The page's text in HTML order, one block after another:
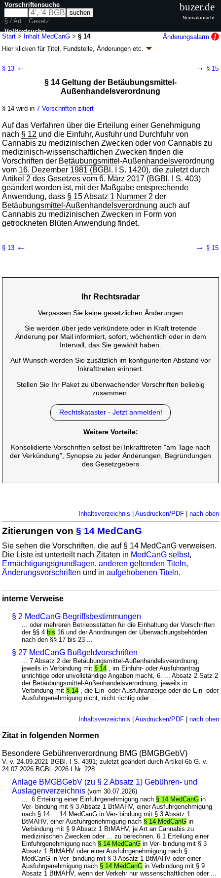
Start > Inhalt MedCanG >§ 14
Änderungsalarm
Hier klicken fürTitel, Fundstelle, Änderungen etc.
Geltung ab 01.04.2024; FNA: 2121-6-30Apotheken- und Arzneimittelwesen,
wird in 36 Vorschriften zitiert
Kapitel 3 Erlaubnis und Genehmigung; Binnenhandel
Abschnitt 2 Genehmigung zur Einfuhr und Ausfuhr;
Durchfuhr
§ 13 ← → § 15
§ 14 Geltung der Betäubungsmittel-
Außenhandelsverordnung
§ 14 wird in7 Vorschriften zitiert
Auf das Verfahren über die Erteilung einer Genehmigung
nach § 12 und die Einfuhr, Ausfuhr und Durchfuhr von
Cannabis zu medizinischen Zwecken oder von Cannabis zu
medizinisch-wissenschaftlichen Zwecken finden die
Vorschriften der Betäubungsmittel-Außenhandelsverordnung
vom 16. Dezember 1981 (BGBl. I S. 1420), die zuletzt durch
Artikel 2 des Gesetzes vom 6. März 2017 (BGBl. I S. 403)
geändert worden ist, mit der Maßgabe entsprechende
Anwendung, dass § 15 Absatz 1 Nummer 2 der
Betäubungsmittel-Außenhandelsverordnung auch auf
Cannabis zu medizinischen Zwecken in Form von
getrockneten Blüten Anwendung findet.
§ 13 ← → § 15
Ihr Rechtsradar
Verpassen Sie keine gesetzlichen Änderungen
Sie werden über jede verkündete oder in Kraft tretende
Änderung per Mail informiert, sofort, wöchentlich oder in dem
Intervall, das Sie gewählt haben.
Auf Wunsch werden Sie zusätzlich im konfigurierten Abstand vor
Inkrafttreten erinnert.
Stellen Sie Ihr Paket zu überwachender Vorschriften beliebig
zusammen.
Rechtskataster - Jetzt anmelden!
Weitere Vorteile:
Konsolidierte Vorschriften selbst bei Inkrafttreten "am Tage nach
der Verkündung", Synopse zu jeder Änderungen, Begründungen
des Gesetzgebers
Inhaltsverzeichnis Ausdrucken/PDF| nach oben
Zitierungen von§ 14 MedCanG
Sie sehen die Vorschriften, die auf § 14 MedCanG verweisen.
Die Liste ist unterteilt nach Zitaten in MedCanG selbst,
Ermächtigungsgrundlagen,anderen geltenden Titeln,
Änderungsvorschriften und inaufgehobenen Titeln.
interne Verweise
§ 2 MedCanG Begriffsbestimmungen
... oder mehreren Betriebsstätten für die Einhaltung der Vorschriften
der §§ 4 bis 16 und der Anordnungen der Überwachungsbehörden
nach den §§ 17 bis 23 ...
§ 27 MedCanG Bußgeldvorschriften
... 7 Absatz 2 der Betäubungsmittel-Außenhandelsverordnung,
jeweils in Verbindung mit § 14 , im Einfuhr- oder Ausfuhrantrag
unrichtige oder unvollständige Angaben macht, 6. ... Absatz 2 Satz 2
der Betäubungsmittel-Außenhandelsverordnung, jeweils in
Verbindung mit § 14 , die Ein- oder Ausfuhranzeige oder die Ein- oder
Ausfuhrgenehmigung nicht, nicht richtig oder ...
Inhaltsverzeichnis Ausdrucken/PDF| nach oben
Zitat in folgenden Normen
Besondere Gebührenverordnung BMG (BMGBGebV)
V. v. 24.09.2021 BGBl. I S. 4391; zuletzt geändert durch Artikel 6b G. v.
24.07.2026 BGBl. 2026 I Nr. 228
Anlage BMGBGebV (zu § 2 Absatz 1) Gebühren- und
Auslagenverzeichnis (vom 30.07.2026)
... 6 Erteilung einer Einfuhrgenehmigung nach § 14 MedCanG in
Ver- bindung mit § 3 Absatz 1 BtMAHV, einer Ausfuhrgenehmigung
nach § 14 ... 14 MedCanG in Ver- bindung mit § 3 Absatz 1
BtMAHV, einer Ausfuhrgenehmigung nach § 14 MedCanG in
Verbindung mit § 9 Absatz 1 BtMAHV, je Art an Cannabis zu
medizinischen Zwecken oder ... zu berechnen. 6.1 Erteilung einer
Einfuhrgenehmigung nach § 14 MedCanG in Ver- bindung mit § 3
Absatz 1 BtMAHV oder einer Ausfuhrgenehmigung nach § ...
MedCanG in Ver- bindung mit § 3 Absatz 1 BtMAHV oder einer
Ausfuhrgenehmigung nach § 14 MedCanG in Verbindung mit § 9
Absatz 1 BtMAHV, wenn der Verkehr nur wissenschaftlichen oder ...
Vorschriftensuche
§ / Art.
Gesetz
Volltextsuche
nur in MedCanG
buzer.de
Normalansicht